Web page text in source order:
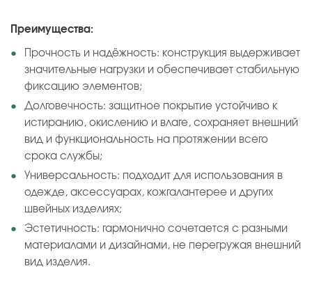
Преимущества:
Прочность и надёжность: конструкция выдерживает
значительные нагрузки и обеспечивает стабильную
фиксацию элементов;
Долговечность: защитное покрытие устойчиво к
истиранию, окислению и влаге, сохраняет внешний
вид и функциональность на протяжении всего
срока службы;
Универсальность: подходит для использования в
одежде, аксессуарах, кожгалантерее и других
швейных изделиях;
Эстетичность: гармонично сочетается с разными
материалами и дизайнами, не перегружая внешний
вид изделия.